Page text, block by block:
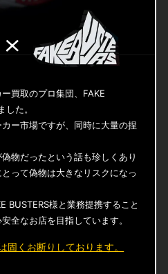
買取のプロ集団、FAKE
した。
ー市場ですが、同時に大量の捏
物だったという話も珍しくあり
って偽物は大きなリスクになっ
BUSTERS様と業務提携すること
全なお店を目指しています。
くお断りしております。